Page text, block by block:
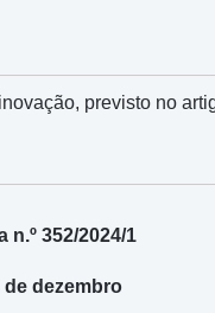
previsto no
n.º 352/2024/1
de dezembro